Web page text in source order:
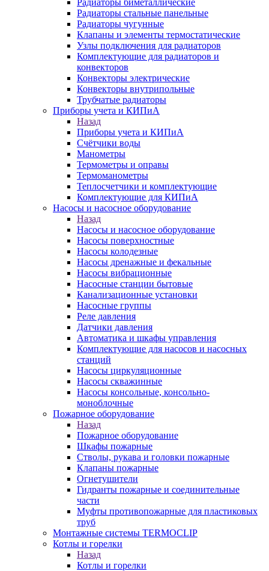
Радиаторы биметаллические
Радиаторы стальные панельные
Радиаторы чугунные
Клапаны и элементы термостатические
Узлы подключения для радиаторов
Комплектующие для радиаторов и
конвекторов
Конвекторы электрические
Конвекторы внутрипольные
Трубчатые радиаторы
Приборы учета и КИПиА
Назад
Приборы учета и КИПиА
Счётчики воды
Манометры
Термометры и оправы
Термоманометры
Теплосчетчики и комплектующие
Комплектующие для КИПиА
Насосы и насосное оборудование
Назад
Насосы и насосное оборудование
Насосы поверхностные
Насосы колодезные
Насосы дренажные и фекальные
Насосы вибрационные
Насосные станции бытовые
Канализационные установки
Насосные группы
Реле давления
Датчики давления
Автоматика и шкафы управления
Комплектующие для насосов и насосных
станций
Насосы циркуляционные
Насосы скважинные
Насосы консольные, консольно-
моноблочные
Пожарное оборудование
Назад
Пожарное оборудование
Шкафы пожарные
Стволы, рукава и головки пожарные
Клапаны пожарные
Огнетушители
Гидранты пожарные и соединительные
части
Муфты противопожарные для пластиковых
труб
Монтажные системы TERMOCLIP
Котлы и горелки
Назад
Котлы и горелки